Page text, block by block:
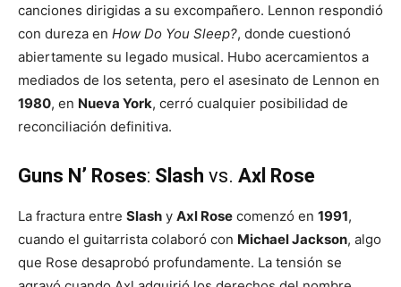
canciones dirigidas a su excompañero. Lennon respondió
con dureza en How Do You Sleep?, donde cuestionó
abiertamente su legado musical. Hubo acercamientos a
mediados de los setenta, pero el asesinato de Lennon en
1980, en Nueva York, cerró cualquier posibilidad de
reconciliación definitiva.
Guns N’ Roses: Slash vs. Axl Rose
La fractura entre Slash y Axl Rose comenzó en 1991,
cuando el guitarrista colaboró con Michael Jackson, algo
que Rose desaprobó profundamente. La tensión se